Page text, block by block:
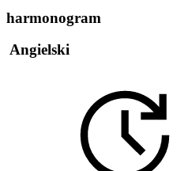
harmonogram
Angielski